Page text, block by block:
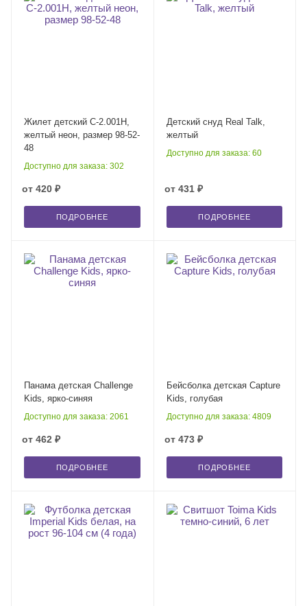
Жилет детский С-2.001Н,
желтый неон, размер 98-52-
48
Доступно для заказа: 302
от 420 ₽
ПОДРОБНЕЕ
Детский снуд Real Talk,
желтый
Доступно для заказа: 60
от 431 ₽
ПОДРОБНЕЕ
Панама детская Challenge
Kids, ярко-синяя
Доступно для заказа: 2061
от 462 ₽
ПОДРОБНЕЕ
Бейсболка детская Capture
Kids, голубая
Доступно для заказа: 4809
от 473 ₽
ПОДРОБНЕЕ